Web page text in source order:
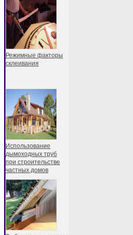
Режимные факторы
склеивания
Использование
дымоходных труб
при строительстве
частных домов